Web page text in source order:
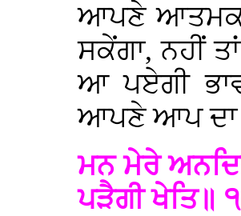
ਆਪਣੇ ਆਤਮਕ
ਸਕੇਂਗਾ, ਨਹੀਂ
ਆ ਪਏਗੀ
ਆਪਣੇ ਆਪ ਦਾ
ਮਨ ਮੇਰੇ
ਪੜੈਗੀ ਖੇਤਿ॥